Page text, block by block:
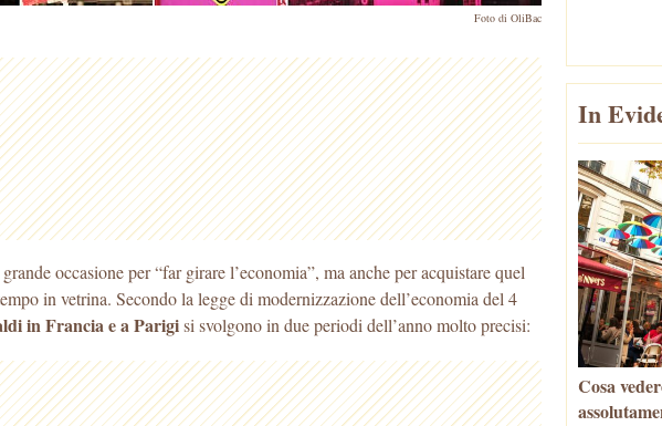
Foto di OliBac
occasione per “far girare l’economia”, ma anche per acquistare quel
in vetrina. Secondo la legge di modernizzazione dell’economia del 4
in Francia e a Parigisi svolgono in due periodi dell’anno molto precisi:
In
Cosa